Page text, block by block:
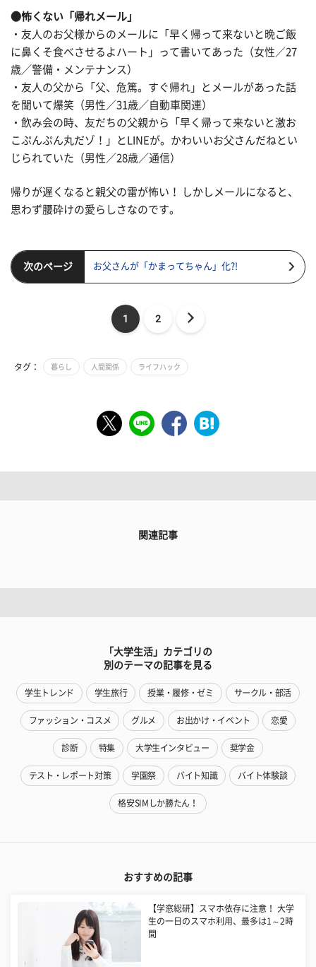
●怖くない「帰れメール」
・友人のお父様からのメールに「早く帰って来ないと晩ご飯
に鼻くそ食べさせるよハート」って書いてあった（女性／27
歳／警備・メンテナンス）
・友人の父から「父、危篤。すぐ帰れ」とメールがあった話
を聞いて爆笑（男性／31歳／自動車関連）
・飲み会の時、友だちの父親から「早く帰って来ないと激お
こぷんぷん丸だゾ！」とLINEが。かわいいお父さんだねとい
じられていた（男性／28歳／通信）
帰りが遅くなると親父の雷が怖い！ しかしメールになると、
思わず腰砕けの愛らしさなのです。
次のページ お父さんが「かまってちゃん」化?!
1 2
タグ： 暮らし 人間関係 ライフハック
関連記事
「大学生活」カテゴリの
別のテーマの記事を見る
学生トレンド 学生旅行 授業・履修・ゼミ サークル・部活
ファッション・コスメ グルメ お出かけ・イベント 恋愛
診断 特集 大学生インタビュー 奨学金
テスト・レポート対策 学園祭 バイト知識 バイト体験談
格安SIMしか勝たん！
おすすめの記事
【学窓総研】スマホ依存に注意！ 大学
生の一日のスマホ利用、最多は1～2時
間